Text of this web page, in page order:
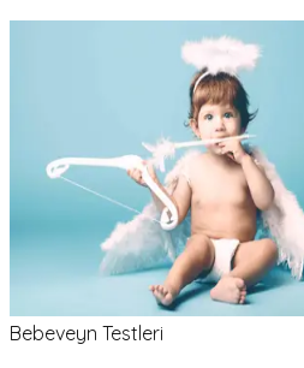
Bebeveyn Testleri